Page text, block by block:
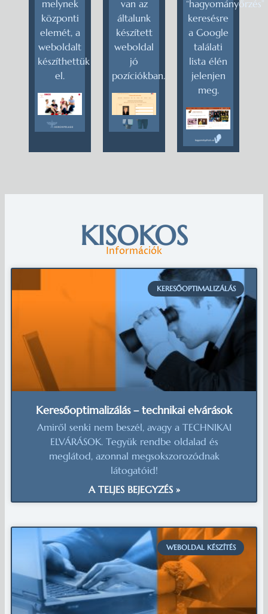
melynek
központi
elemét, a
weboldalt
készíthettük
el.
van az
általunk
készített
weboldal
jó
pozíciókban.
“hagyományőrzés”
keresésre
a Google
találati
lista élén
jelenjen
meg.
KISOKOS
Információk
KERESŐOPTIMALIZÁLÁS
Keresőoptimalizálás – technikai elvárások
Amiről senki nem beszél, avagy a TECHNIKAI
ELVÁRÁSOK. Tegyük rendbe oldalad és
meglátod, azonnal megsokszorozódnak
látogatóid!
A TELJES BEJEGYZÉS »
WEBOLDAL KÉSZÍTÉS